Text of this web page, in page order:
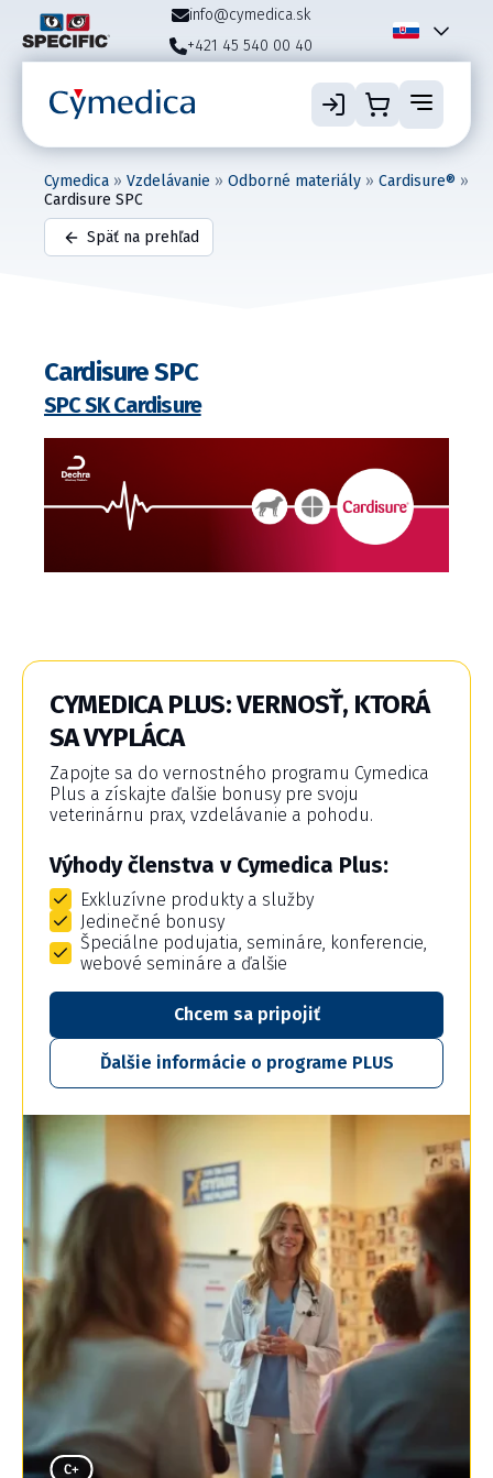
info@cymedica.sk
+421 45 540 00 40
Cymedica » Vzdelávanie » Odborné materiály » Cardisure® »
Cardisure SPC
Späť na prehľad
Cardisure SPC
SPC SK Cardisure
CYMEDICA PLUS: VERNOSŤ, KTORÁ
SA VYPLÁCA
Zapojte sa do vernostného programu Cymedica
Plus a získajte ďalšie bonusy pre svoju
veterinárnu prax, vzdelávanie a pohodu.
Výhody členstva v Cymedica Plus:
Exkluzívne produkty a služby
Jedinečné bonusy
Špeciálne podujatia, semináre, konferencie,
webové semináre a ďalšie
Chcem sa pripojiť
Ďalšie informácie o programe PLUS